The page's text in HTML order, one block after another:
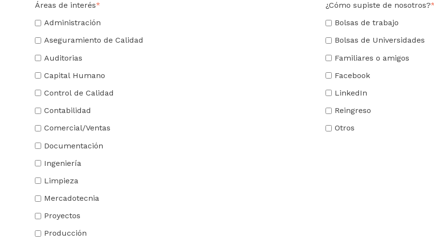
Áreas de interés*
Administración
Aseguramiento de Calidad
Auditorias
Capital Humano
Control de Calidad
Contabilidad
Comercial/Ventas
Documentación
Ingeniería
Limpieza
Mercadotecnia
Proyectos
Producción
¿Cómo supiste de nosotros?
Bolsas de trabajo
Bolsas de Universidades
Familiares o amigos
Facebook
LinkedIn
Reingreso
Otros